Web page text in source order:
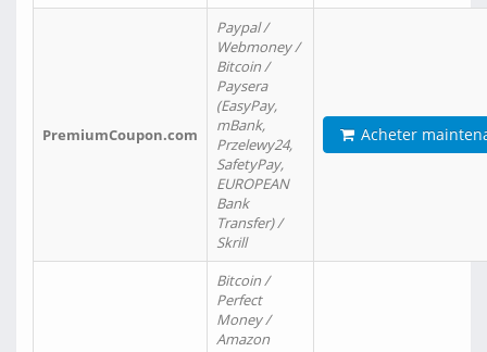
PremiumCoupon.com
Paypal /
Webmoney /
Bitcoin /
Paysera
(EasyPay,
mBank,
Przelewy24,
SafetyPay,
EUROPEAN
Bank
Transfer) /
Skrill
Acheter
Bitcoin /
Perfect
Money /
Amazon